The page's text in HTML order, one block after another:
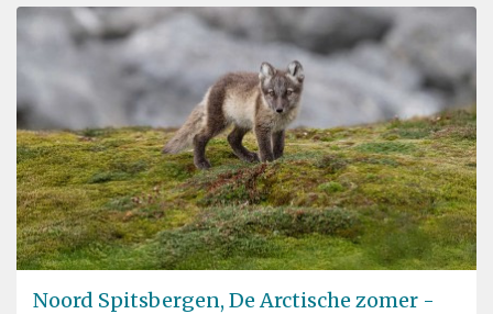
Noord Spitsbergen, De Arctische zomer -